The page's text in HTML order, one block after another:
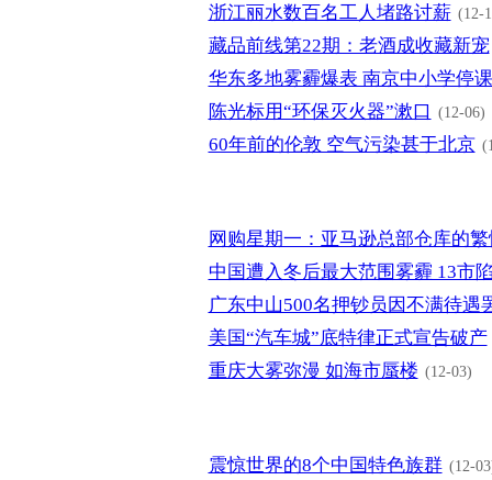
浙江丽水数百名工人堵路讨薪 (12-
藏品前线第22期：老酒成收藏新宠
华东多地雾霾爆表 南京中小学停课
陈光标用“环保灭火器”漱口 (12-06)
60年前的伦敦 空气污染甚于北京
网购星期一：亚马逊总部仓库的
中国遭入冬后最大范围雾霾 13市
广东中山500名押钞员因不满待遇
美国“汽车城”底特律正式宣告破产
重庆大雾弥漫 如海市蜃楼 (12-03)
震惊世界的8个中国特色族群 (12-